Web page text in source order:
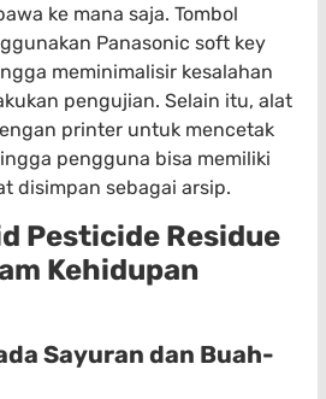
ke mana saja. Tombol
Panasonic soft key
meminimalisir kesalahan
pengujian. Selain itu, alat
printer untuk mencetak
pengguna bisa memiliki
disimpan sebagai arsip.
Pesticide Residue
Kehidupan
Sayuran dan Buah-